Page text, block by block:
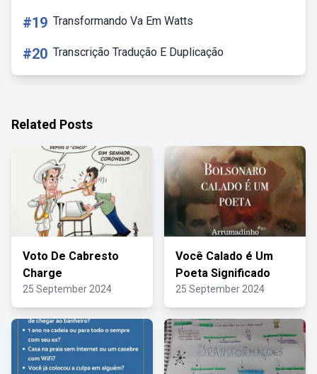
#19 Transformando Va Em Watts
#20 Transcrição Tradução E Duplicação
Related Posts
Voto De Cabresto
Charge
25 September 2024
Você Calado é Um
Poeta Significado
25 September 2024